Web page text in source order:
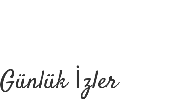
Günlük İzler